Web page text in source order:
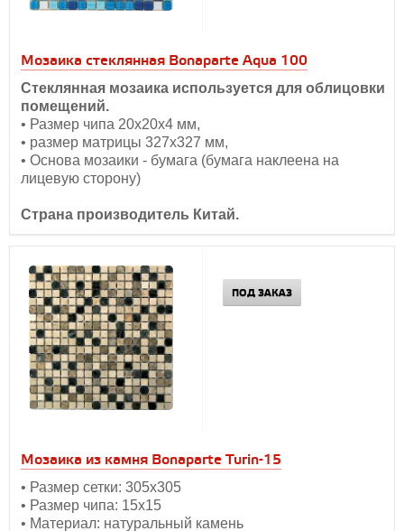
Мозаика стеклянная Bonaparte Aqua 100
Стеклянная мозаика используется для облицовки
помещений.
• Размер чипа 20х20х4 мм,
• размер матрицы 327х327 мм,
• Основа мозаики - бумага (бумага наклеена на
лицевую сторону)
Страна производитель Китай.
Мозаика из камня Bonaparte Turin-15
• Размер сетки: 305х305
• Размер чипа: 15х15
• Материал: натуральный камень
ПОД ЗАКАЗ